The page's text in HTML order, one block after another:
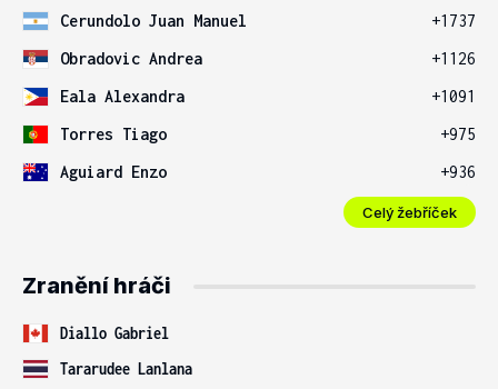
Cerundolo Juan Manuel
+1737
Obradovic Andrea
+1126
Eala Alexandra
+1091
Torres Tiago
+975
Aguiard Enzo
+936
Celý žebříček
Zranění hráči
Diallo Gabriel
Tararudee Lanlana